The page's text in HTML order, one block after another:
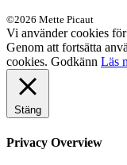
©2026 Mette Picaut
Vi använder cookies
Genom att fortsätta
cookies. Godkänn Läs
Stäng
Privacy Overview